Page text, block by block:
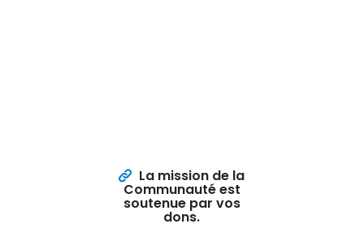
La mission de la
Communauté est
soutenue par vos
dons.